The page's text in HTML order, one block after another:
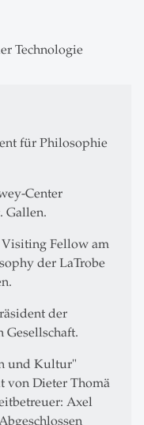
Technologie
für Philosophie
Center
Gallen.
Fellow am
der LaTrobe
der
Gesellschaft.
und Kultur"
von Dieter Thomä
Axel